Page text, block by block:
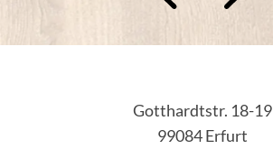
Gotthardtstr. 18-19
99084Erfurt